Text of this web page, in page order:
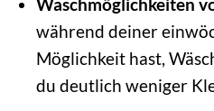
während deiner
Möglichkeit hast,
du deutlich weniger